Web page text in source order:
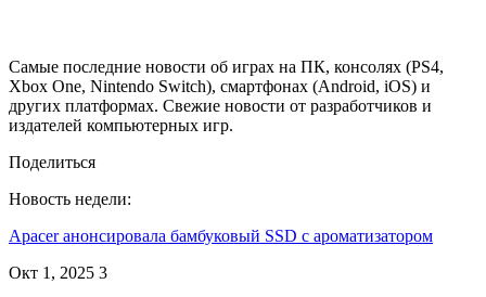
Самые последние новости об играх на ПК, консолях (PS4,
Xbox One, Nintendo Switch), смартфонах (Android, iOS) и
других платформах. Свежие новости от разработчиков и
издателей компьютерных игр.
Поделиться
Новость недели:
Apacer анонсировала бамбуковый SSD с ароматизатором
Окт 1, 2025 3